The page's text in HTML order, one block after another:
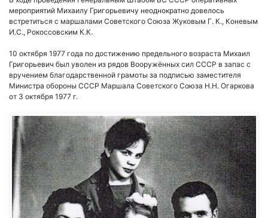
мероприятий Михаилу Григорьевичу неоднократно довелось
встретиться с маршалами Советского Союза Жуковым Г. К., Коневым
И.С., Рокоссовским К.К.
10 октября 1977 года по достижению предельного возраста Михаил
Григорьевич был уволен из рядов Вооружённых сил СССР в запас с
вручением благодарственной грамоты за подписью заместителя
Министра обороны СССР Маршала Советского Союза Н.Н. Огаркова
от 3 октября 1977 г.